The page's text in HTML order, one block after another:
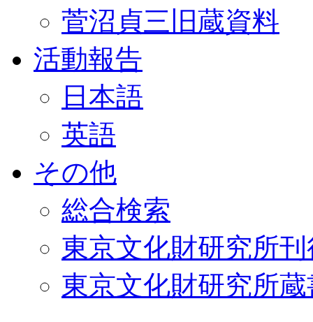
菅沼貞三旧蔵資料
活動報告
日本語
英語
その他
総合検索
東京文化財研究所
東京文化財研究所